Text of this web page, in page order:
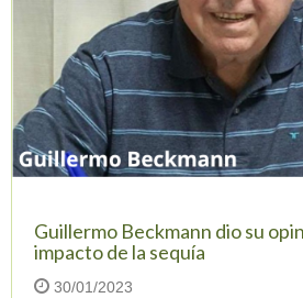
Guillermo Beckmann dio su
impacto de la sequía
30/01/2023